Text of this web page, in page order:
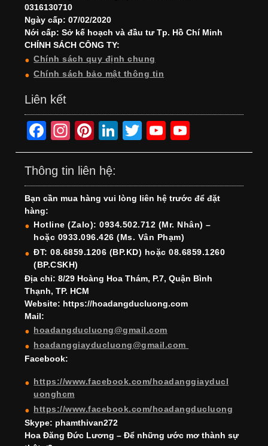
0316130710
Ngày cấp: 07/02/2020
Nới cấp: Sở kế hoạch và đầu tư Tp. Hồ Chí Minh
CHÍNH SÁCH CÔNG TY:
Chính sách quy định chung
Chính sách bảo mật thông tin
Liên kết
F
a
c
e
b
o
o
k
In
st
a
gr
a
m
Pi
nt
er
e
st
Li
n
e
dI
n
T
wi
er
Y
o
T
u
b
e
o
T
u
b
e
h
Thông tin liên hệ:
Bạn cần mua hàng vui lòng liên hệ trước để đặt
hàng:
Hotline (Zalo): 0934.502.712 (Mr. Nhân) –
hoặc 0933.096.426 (Ms. Vân Phạm)
ĐT: 08.6859.1206 (BP.KD) hoặc 08.6859.1260
(BP.CSKH)
Địa chỉ: 8/29 Hoàng Hoa Thám, P.7, Quận Bình
Thạnh, TP. HCM
Website: https://hoadangducluong.com
Mail:
hoadangducluong@gmail.com
hoadanggiayducluong@gmail.com
Facebook:
https://www.facebook.com/hoadanggiayducl
uonghcm
https://www.facebook.com/hoadangducluong
Skype: phamthivan272
Hoa Đăng Đức Lương – Để những ước mơ thành sự